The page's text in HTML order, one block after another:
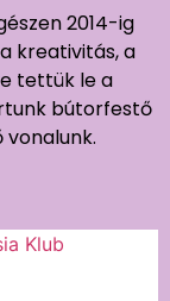
2014-ig
kreativitás, a
tettük le a
bútorfestő